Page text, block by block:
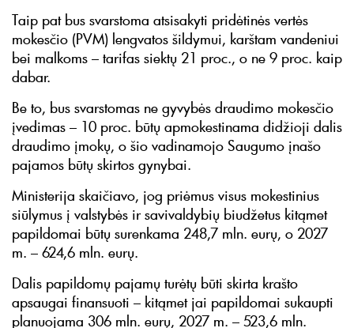
Taip pat bus svarstoma atsisakyti pridėtinės vertės
mokesčio (PVM) lengvatos šildymui, karštam vandeniui
bei malkoms – tarifas siektų 21 proc., o ne 9 proc. kaip
dabar.
Be to, bus svarstomas ne gyvybės draudimo mokesčio
įvedimas – 10 proc. būtų apmokestinama didžioji dalis
draudimo įmokų, o šio vadinamojo Saugumo įnašo
pajamos būtų skirtos gynybai.
Ministerija skaičiavo, jog priėmus visus mokestinius
siūlymus į valstybės ir savivaldybių biudžetus kitąmet
papildomai būtų surenkama 248,7 mln. eurų, o 2027
m. – 624,6 mln. eurų.
Dalis papildomų pajamų turėtų būti skirta krašto
apsaugai finansuoti – kitąmet jai papildomai sukaupti
planuojama 306 mln. eurų, 2027 m. – 523,6 mln.